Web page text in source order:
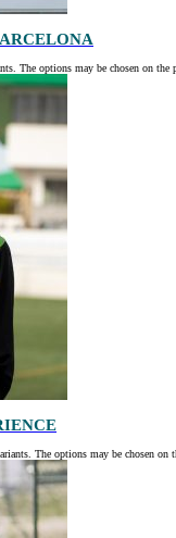
The options may be chosen on the
The options may be chosen on